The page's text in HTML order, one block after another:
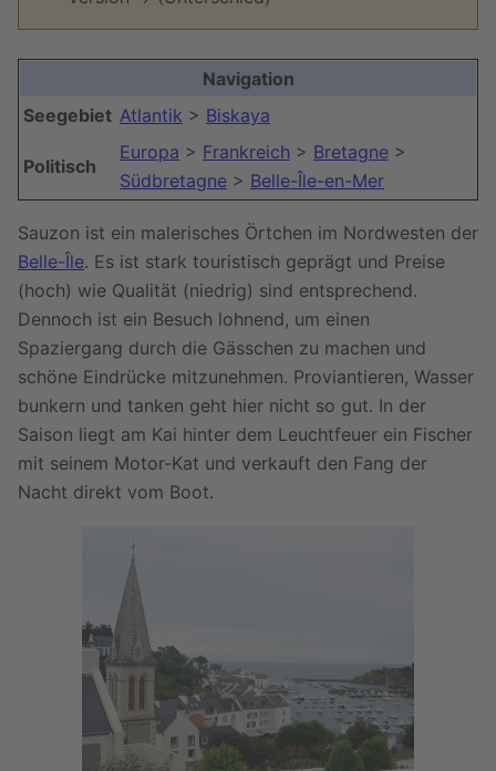
Navigation
Seegebiet Atlantik > Biskaya
Politisch
Europa > Frankreich > Bretagne >
Südbretagne > Belle-Île-en-Mer
Sauzon ist ein malerisches Örtchen im Nordwesten der
Belle-Île. Es ist stark touristisch geprägt und Preise
(hoch) wie Qualität (niedrig) sind entsprechend.
Dennoch ist ein Besuch lohnend, um einen
Spaziergang durch die Gässchen zu machen und
schöne Eindrücke mitzunehmen. Proviantieren, Wasser
bunkern und tanken geht hier nicht so gut. In der
Saison liegt am Kai hinter dem Leuchtfeuer ein Fischer
mit seinem Motor-Kat und verkauft den Fang der
Nacht direkt vom Boot.